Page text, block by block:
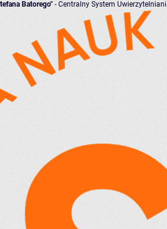
Batorego" - Centralny System